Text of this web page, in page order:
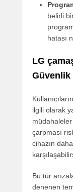
belirli
hatası
LG
Güvenlik
ilgili olarak
çarpması
cihazın
Bu tür
denenen